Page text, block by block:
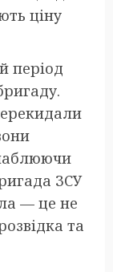
ціну
період
ЗСУ
— це не
та